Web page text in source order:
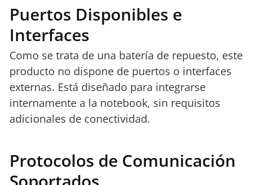
Puertos Disponibles e
Interfaces
Como se trata de una batería de repuesto, este
producto no dispone de puertos o interfaces
externas. Está diseñado para integrarse
internamente a la notebook, sin requisitos
adicionales de conectividad.
Protocolos de Comunicación